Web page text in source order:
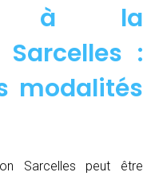
à la
:
modalités
Sarcelles peut être